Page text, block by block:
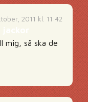
2011 kl. 11:42
mig, så ska de